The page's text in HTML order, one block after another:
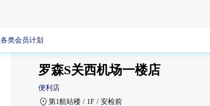
各类会员计划
罗森S关西机场一楼店
便利店
第1航站楼 / 1F / 安检前